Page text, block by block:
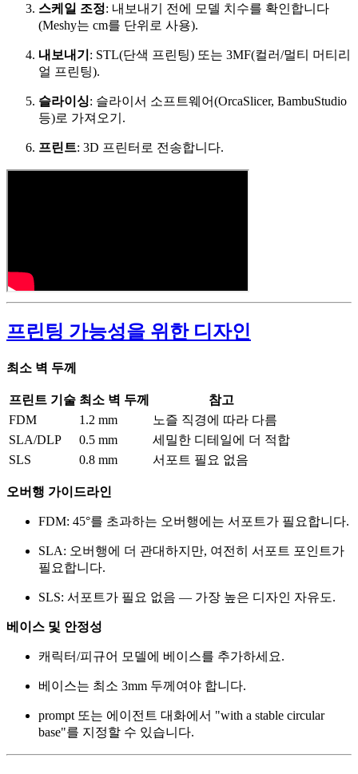
스케일 조정: 내보내기 전에 모델 치수를 확인합니다
(Meshy는 cm를 단위로 사용).
내보내기 : STL(단색 프린팅) 또는 3MF(컬러/멀티 머티리
얼 프린팅).
슬라이싱: 슬라이서 소프트웨어(OrcaSlicer, BambuStudio
등)로 가져오기.
프린트: 3D 프린터로 전송합니다.
프린팅 가능성을 위한 디자인
최소 벽 두께
프린트 기술 최소 벽 두께
참고
FDM
1.2 mm
노즐 직경에 따라 다름
SLA/DLP
0.5 mm
세밀한 디테일에 더 적합
SLS
0.8 mm 서포트 필요 없음
오버행 가이드라인
FDM: 45°를 초과하는 오버행에는 서포트가 필요합니다.
SLA: 오버행에 더 관대하지만, 여전히 서포트 포인트가
필요합니다.
SLS: 서포트가 필요 없음 — 가장 높은 디자인 자유도.
베이스 및 안정성
캐릭터/피규어 모델에 베이스를 추가하세요.
베이스는 최소 3mm 두께여야 합니다.
prompt 또는 에이전트 대화에서 "with a stable circular
base"를 지정할 수 있습니다.